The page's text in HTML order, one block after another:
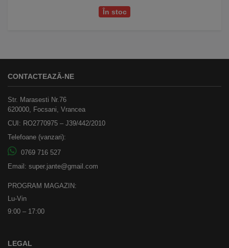
În stoc
CONTACTEAZĂ-NE
Str. Marasesti Nr.76
620000, Focsani, Vrancea
CUI: RO2770975 – J39/442/2010
Telefoane (vanzari):
0769 716 527
Email: super.jante@gmail.com
PROGRAM MAGAZIN:
Lu-Vin
9:00 – 17:00
LEGAL